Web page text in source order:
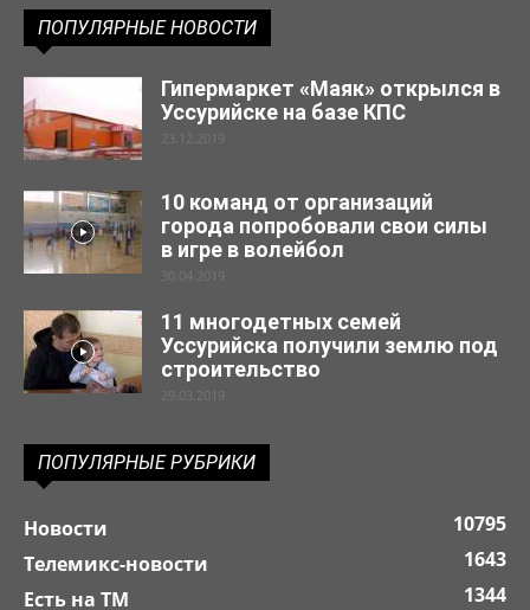
ПОПУЛЯРНЫЕ НОВОСТИ
Гипермаркет «Маяк» открылся в
Уссурийске на базе КПС
23.12.2019
10 команд от организаций
города попробовали свои силы
в игре в волейбол
30.04.2019
11 многодетных семей
Уссурийска получили землю под
строительство
29.03.2019
ПОПУЛЯРНЫЕ РУБРИКИ
Новости
10795
Телемикс-новости
1643
Есть на ТМ
1344